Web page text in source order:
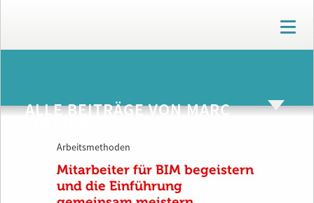
T
o
g
n
ALLE BEITRÄGE VON MARC
Arbeitsmethoden
Mitarbeiter für BIM begeistern
und die Einführung